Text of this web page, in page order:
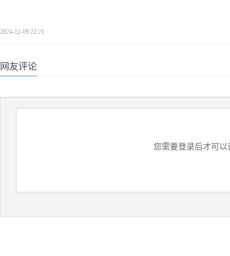
2024-12-09 22:21
网友评论
您需要登录后才可以